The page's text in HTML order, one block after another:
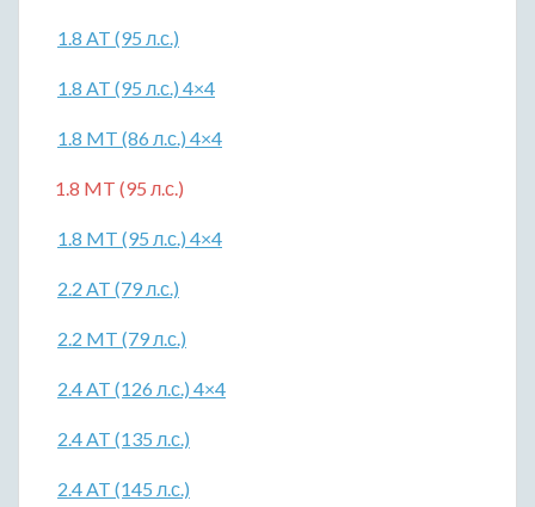
1.8 AT (95 л.с.)
1.8 AT (95 л.с.) 4×4
1.8 MT (86 л.с.) 4×4
1.8 MT (95 л.с.)
1.8 MT (95 л.с.) 4×4
2.2 AT (79 л.с.)
2.2 MT (79 л.с.)
2.4 AT (126 л.с.) 4×4
2.4 AT (135 л.с.)
2.4 AT (145 л.с.)